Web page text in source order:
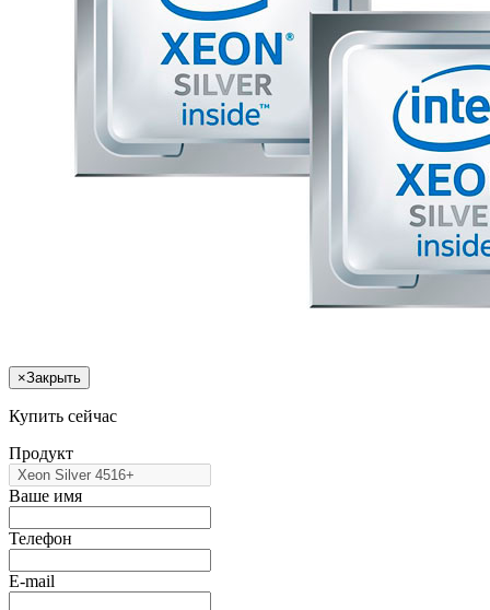
×Закрыть
Купить сейчас
Продукт
Ваше имя
Телефон
E-mail